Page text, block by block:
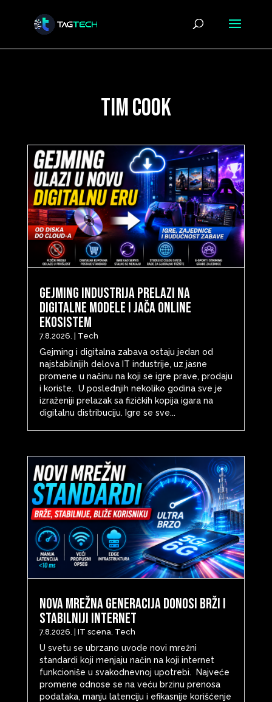
tim cook
Gejming industrija prelazi na
digitalne modele i jača online
ekosistem
7.8.2026. | Tech
Gejming i digitalna zabava ostaju jedan od
najstabilnijih delova IT industrije, uz jasne
promene u načinu na koji se igre prave, prodaju
i koriste. U poslednjih nekoliko godina sve je
izraženiji prelazak sa fizičkih kopija igara na
digitalnu distribuciju. Igre se sve...
Nova mrežna generacija donosi brži i
stabilniji internet
7.8.2026. IT scena, Tech
U svetu se ubrzano uvode novi mrežni
standardi koji menjaju način na koji internet
funkcioniše u svakodnevnoj upotrebi. Najveće
promene odnose se na veću brzinu prenosa
podataka, manju latenciju i efikasnije korišćenje